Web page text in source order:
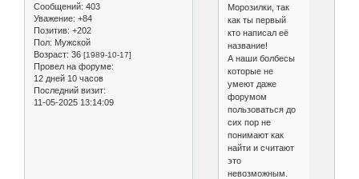
Сообщений: 403
Уважение: +84
Позитив: +202
Пол: Мужской
Возраст: 36 [1989-10-17]
Провел на форуме:
12 дней 10 часов
Последний визит:
11-05-2025 13:14:09
Морозилки, так
как ты первый
кто написал её
название!
А наши болбесы
которые не
умеют даже
форумом
пользоваться до
сих пор не
понимают как
найти и считают
это
невозможным.